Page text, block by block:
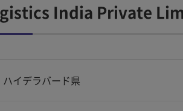
India Private
ハイデラバード県